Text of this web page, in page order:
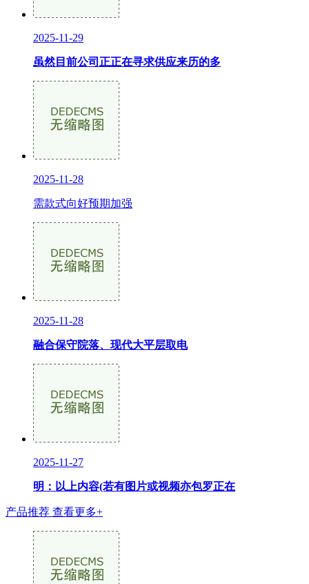
2025-11-29
虽然目前公司正正在寻求供应来历的多
2025-11-28
需款式向好预期加强
2025-11-28
融合保守院落、现代大平层取电
2025-11-27
明：以上内容(若有图片或视频亦包罗正在
产品推荐 查看更多+